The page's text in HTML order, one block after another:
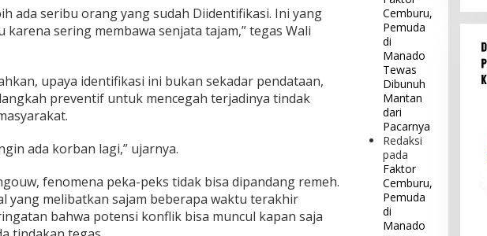
ada seribu orang yang sudah Diidentifikasi. Ini yang
karena sering membawa senjata tajam,” tegas Wali
upaya identifikasi ini bukan sekadar pendataan,
preventif untuk mencegah terjadinya tindak
ada korban lagi,” ujarnya.
fenomena peka-peks tidak bisa dipandang remeh.
yang melibatkan sajam beberapa waktu terakhir
bahwa potensi konflik bisa muncul kapan saja
Cemburu,
Pemuda
di
Manado
Tewas
Dibunuh
Mantan
dari
Pacarnya
Redaksi
pada
Faktor
Cemburu,
Pemuda
di
Manado